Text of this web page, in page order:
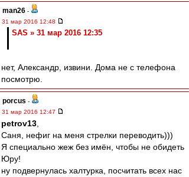
man26 -
31 мар 2016 12:48
SAS » 31 мар 2016 12:35
нет, Александр, извини. Дома не с телефона
посмотрю.
porcus -
31 мар 2016 12:47
petrov13
Саня, нефиг на меня стрелки переводить)))
Я специально жеж без имён, чтобы не обидеть
Юру!
ну подвернулась халтурка, посчитать всех нас